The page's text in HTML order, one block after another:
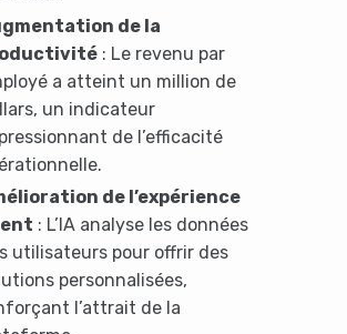
de la
: Le revenu par
a atteint un million de
un indicateur
de l’efficacité
de l’expérience
: L’IA analyse les données
utilisateurs pour offrir des
personnalisées,
l’attrait de la